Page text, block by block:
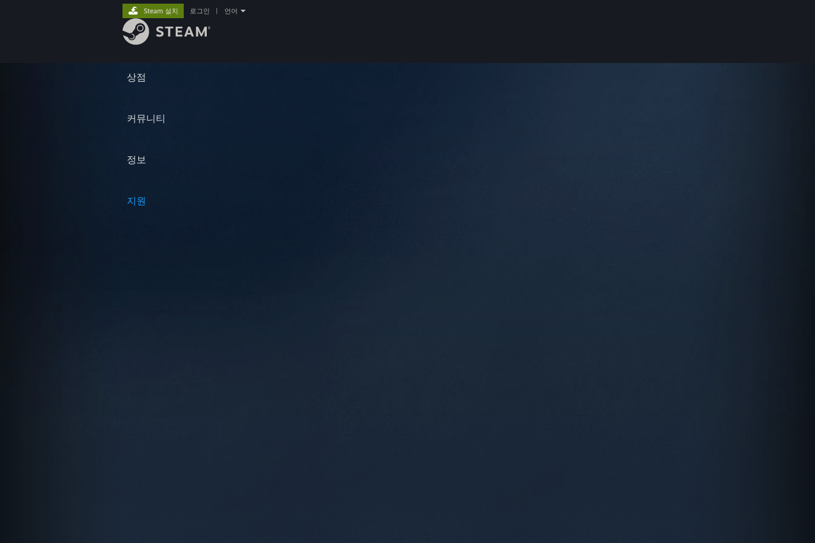
상점
커뮤니티
정보
지원
Steam 설치 로그인 언어